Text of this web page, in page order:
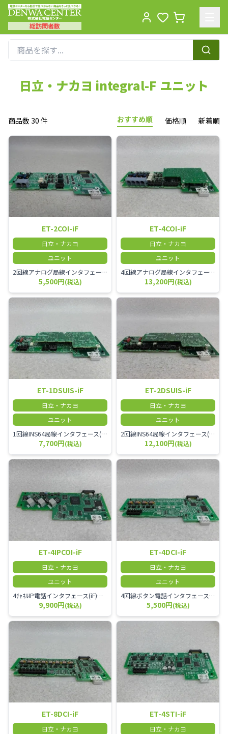
総訪問者数
日立・ナカヨ integral-F ユニット
商品数 30 件 おすすめ順 価格順 新着順
ET-2COI-iF
日立・ナカヨ
ユニット
2回線アナログ局線インタフェース(ｉF)2回路アナログ外線用インタフェース（転送電話回路内蔵）
5,500円(税込)
ET-4COI-iF
日立・ナカヨ
ユニット
4回線アナログ局線インタフェース(ｉF)4回路アナログ外線用インタフェース（転送電話回路内蔵）
13,200円(税込)
ET-1DSUIS-iF
日立・ナカヨ
ユニット
1回線INS64局線インタフェース(iF)DSU内蔵、DSU切り離し可、S/T点端子付
7,700円(税込)
ET-2DSUIS-iF
日立・ナカヨ
ユニット
2回線INS64局線インタフェース(iF)DSU内蔵、DSU切り離し可、S/T点端子付
12,100円(税込)
ET-4IPCOI-iF
日立・ナカヨ
ユニット
4ﾁｬﾈﾙIP電話インタフェース(iF)「各種ひかり電話（ﾌﾚｯﾂ光ﾈｸｽﾄ）」「FUSION IP-Phone」「KDDI-IPﾌｫﾝ/光ﾀﾞｲﾚｸﾄ/au光ﾋﾞｼﾞﾈｽ」「OCNﾄﾞｯﾄﾌｫﾝオフィス」用
9,900円(税込)
ET-4DCI-iF
日立・ナカヨ
ユニット
4回線ボタン電話インタフェース(ｉF) ボタン電話機4台収容
5,500円(税込)
ET-8DCI-iF
日立・ナカヨ
ET-4STI-iF
日立・ナカヨ